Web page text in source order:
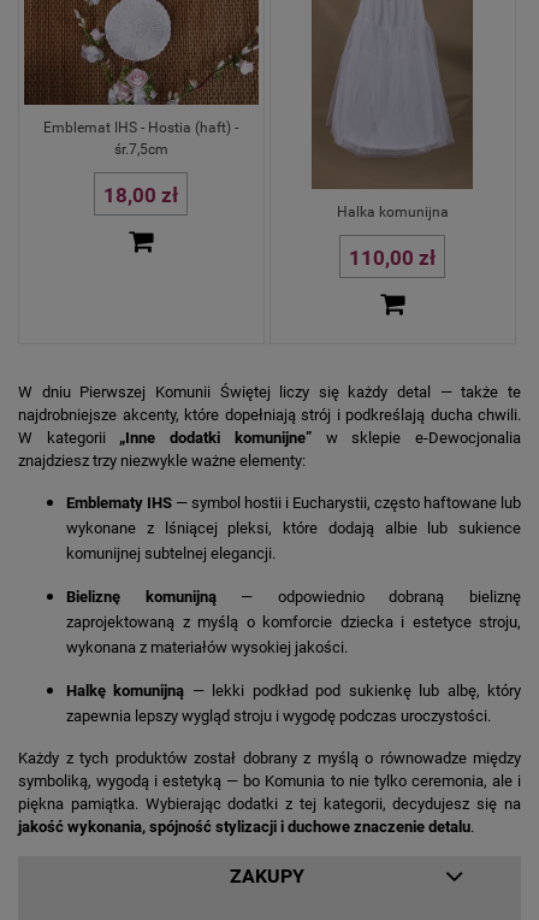
Emblemat IHS - Hostia (haft) -
śr.7,5cm
18,00 zł
Halka komunijna
110,00 zł
W dniu Pierwszej Komunii Świętej liczy się każdy detal — także te
najdrobniejsze akcenty, które dopełniają strój i podkreślają ducha chwili.
W kategorii „Inne dodatki komunijne”w sklepie e-Dewocjonalia
znajdziesz trzy niezwykle ważne elementy:
Emblematy IHS — symbol hostii i Eucharystii, często haftowane lub
wykonane z lśniącej pleksi, które dodają albie lub sukience
komunijnej subtelnej elegancji.
Bieliznę komunijną— odpowiednio dobraną bieliznę
zaprojektowaną z myślą o komforcie dziecka i estetyce stroju,
wykonana z materiałów wysokiej jakości.
Halkę komunijną — lekki podkład pod sukienkę lub albę, który
zapewnia lepszy wygląd stroju i wygodę podczas uroczystości.
Każdy z tych produktów został dobrany z myślą o równowadze między
symboliką, wygodą i estetyką — bo Komunia to nie tylko ceremonia, ale i
piękna pamiątka. Wybierając dodatki z tej kategorii, decydujesz się na
jakość wykonania, spójność stylizacji i duchowe znaczenie detalu.
ZAKUPY